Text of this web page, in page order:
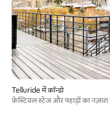
Telluride में कॉन्डो
फ़ेस्टिवल स्टेज और पहाड़ों का नज़ारा